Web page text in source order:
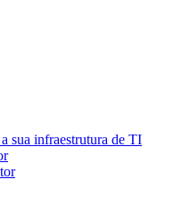
sua infraestrutura de TI